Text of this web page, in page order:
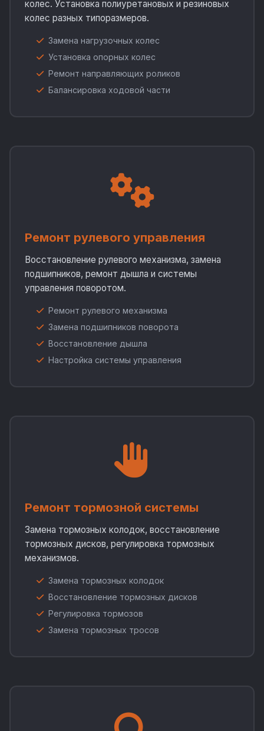
колес. Установка полиуретановых и резиновых
колес разных типоразмеров.
Замена нагрузочных колес
Установка опорных колес
Ремонт направляющих роликов
Балансировка ходовой части
Ремонт рулевого управления
Восстановление рулевого механизма, замена
подшипников, ремонт дышла и системы
управления поворотом.
Ремонт рулевого механизма
Замена подшипников поворота
Восстановление дышла
Настройка системы управления
Ремонт тормозной системы
Замена тормозных колодок, восстановление
тормозных дисков, регулировка тормозных
механизмов.
Замена тормозных колодок
Восстановление тормозных дисков
Регулировка тормозов
Замена тормозных тросов